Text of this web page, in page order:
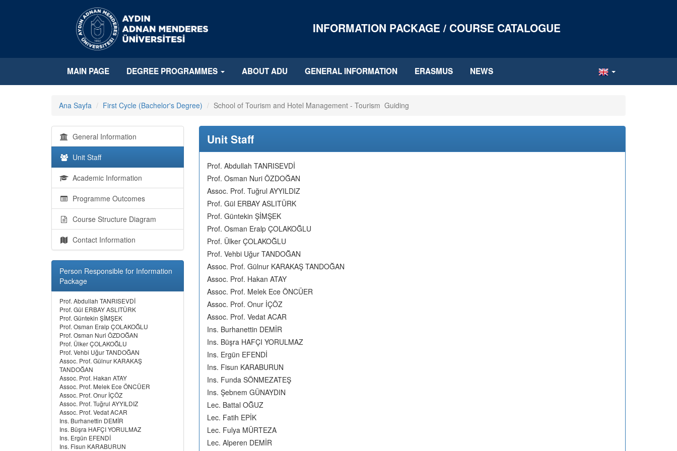
INFORMATION PACKAGE / COURSE CATALOGUE
MAIN PAGE DEGREE PROGRAMMES ABOUT ADU GENERAL INFORMATION ERASMUS NEWS
Ana Sayfa First Cycle (Bachelor's Degree) School of Tourism and Hotel Management - Tourism Guiding
General Information
Unit Staff
Academic Information
Programme Outcomes
Course Structure Diagram
Contact Information
Person Responsible for Information
Package
Prof. Abdullah TANRISEVDİ
Prof. Gül ERBAY ASLITÜRK
Prof. Güntekin ŞİMŞEK
Prof. Osman Eralp ÇOLAKOĞLU
Prof. Osman Nuri ÖZDOĞAN
Prof. Ülker ÇOLAKOĞLU
Prof. Vehbi Uğur TANDOĞAN
Assoc. Prof. Gülnur KARAKAŞ
TANDOĞAN
Assoc. Prof. Hakan ATAY
Assoc. Prof. Melek Ece ÖNCÜER
Assoc. Prof. Onur İÇÖZ
Assoc. Prof. Tuğrul AYYILDIZ
Assoc. Prof. Vedat ACAR
Ins. Burhanettin DEMİR
Ins. Büşra HAFÇI YORULMAZ
Ins. Ergün EFENDİ
Ins. Fisun KARABURUN
Unit Staff
Prof. Abdullah TANRISEVDİ
Prof. Osman Nuri ÖZDOĞAN
Assoc. Prof. Tuğrul AYYILDIZ
Prof. Gül ERBAY ASLITÜRK
Prof. Güntekin ŞİMŞEK
Prof. Osman Eralp ÇOLAKOĞLU
Prof. Ülker ÇOLAKOĞLU
Prof. Vehbi Uğur TANDOĞAN
Assoc. Prof. Gülnur KARAKAŞ TANDOĞAN
Assoc. Prof. Hakan ATAY
Assoc. Prof. Melek Ece ÖNCÜER
Assoc. Prof. Onur İÇÖZ
Assoc. Prof. Vedat ACAR
Ins. Burhanettin DEMİR
Ins. Büşra HAFÇI YORULMAZ
Ins. Ergün EFENDİ
Ins. Fisun KARABURUN
Ins. Funda SÖNMEZATEŞ
Ins. Şebnem GÜNAYDIN
Lec. Battal OĞUZ
Lec. Fatih EPİK
Lec. Fulya MÜRTEZA
Lec. Alperen DEMİR